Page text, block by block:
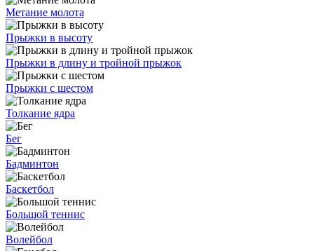
Метание молота
Прыжки в высоту
Прыжки в длину и тройной прыжок
Прыжки с шестом
Толкание ядра
Бег
Бадминтон
Баскетбол
Большой теннис
Волейбол